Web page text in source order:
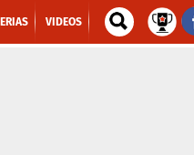
VIDEOS